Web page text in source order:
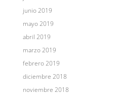
junio 2019
mayo 2019
abril 2019
marzo 2019
febrero 2019
diciembre 2018
noviembre 2018